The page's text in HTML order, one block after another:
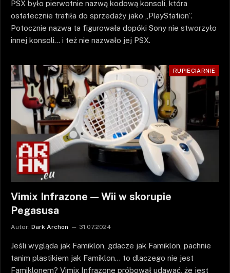
PSX było pierwotnie nazwą kodową konsoli, która
ostatecznie trafiła do sprzedaży jako „PlayStation”.
Potocznie nazwa ta figurowała dopóki Sony nie stworzyło
innej konsoli… i też nie nazwało jej PSX.
RUPIECIARNIE
Vimix Infrazone — Wii w skorupie
Pegasusa
Autor: Dark Archon 31.07.2024
Jeśli wygląda jak Famiklon, gdacze jak Famiklon, pachnie
tanim plastikiem jak Famiklon… to dlaczego nie jest
Famiklonem? Vimix Infrazone próbował udawać, że jest